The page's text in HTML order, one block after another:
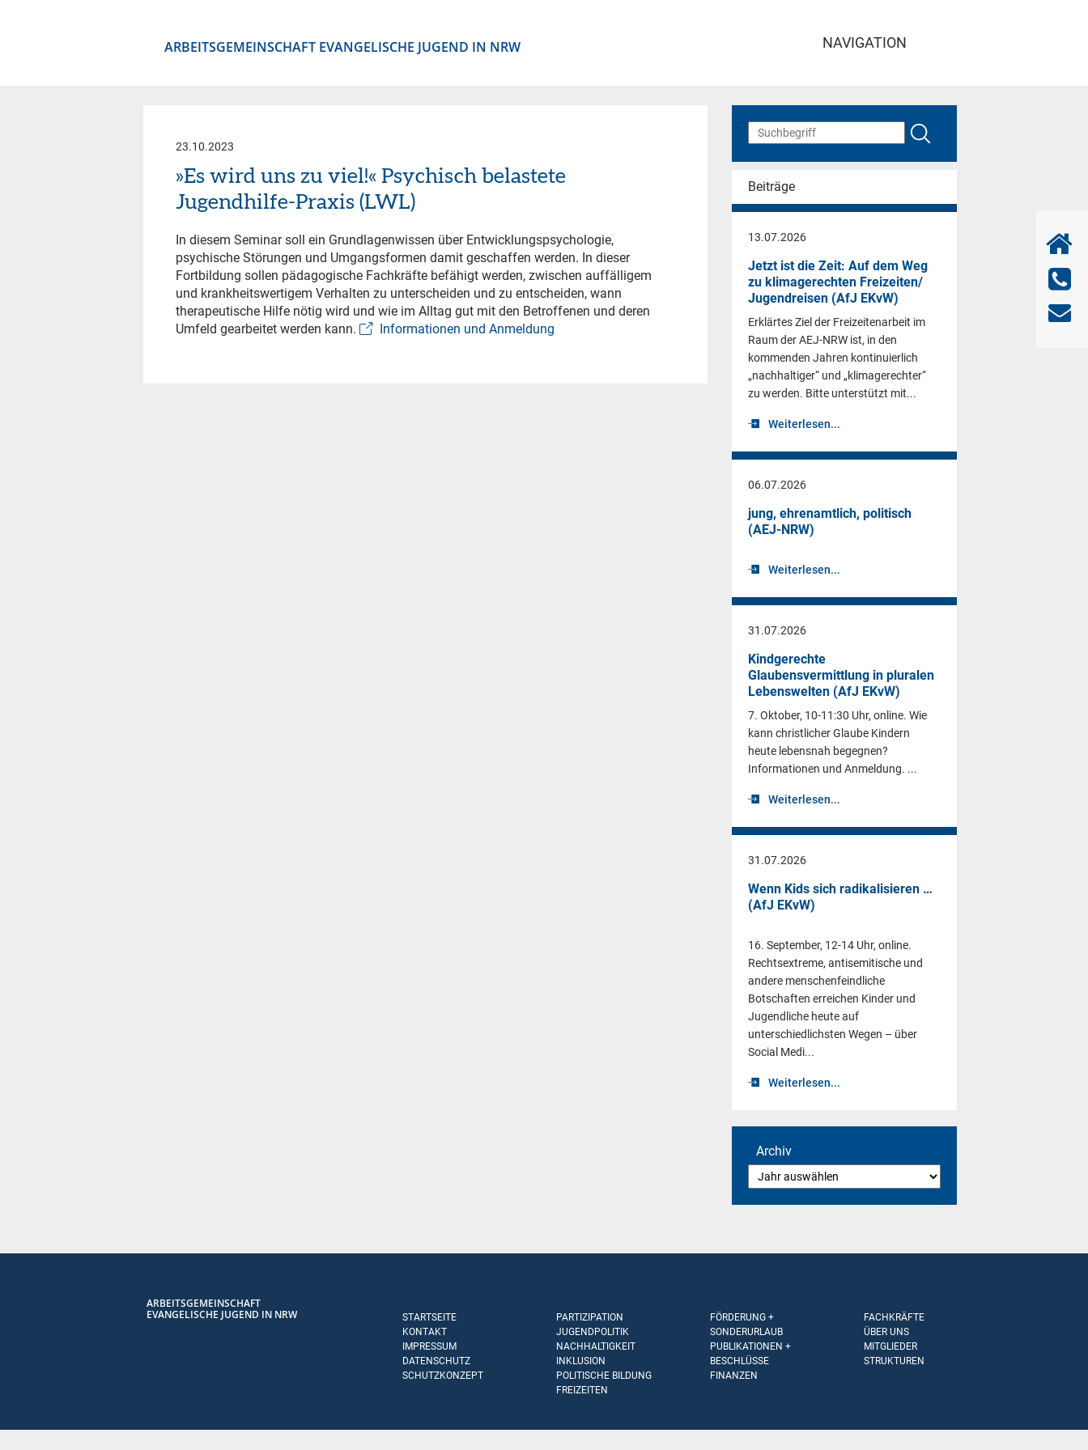
ARBEITSGEMEINSCHAFT EVANGELISCHE JUGEND IN NRW NAVIGATION
23.10.2023
»Es wird uns zu viel!« Psychisch belastete
Jugendhilfe-Praxis (LWL)
In diesem Seminar soll ein Grundlagenwissen über Entwicklungspsychologie,
psychische Störungen und Umgangsformen damit geschaffen werden. In dieser
Fortbildung sollen pädagogische Fachkräfte befähigt werden, zwischen auffälligem
und krankheitswertigem Verhalten zu unterscheiden und zu entscheiden, wann
therapeutische Hilfe nötig wird und wie im Alltag gut mit den Betroffenen und deren
Umfeld gearbeitet werden kann.
Informationen und Anmeldung
Beiträge
13.07.2026
Jetzt ist die Zeit: Auf dem Weg
zu klimagerechten Freizeiten/
Jugendreisen (AfJ EKvW)
Erklärtes Ziel der Freizeitenarbeit im
Raum der AEJ-NRW ist, in den
kommenden Jahren kontinuierlich
„nachhaltiger“ und „klimagerechter“
zu werden. Bitte unterstützt mit...
Weiterlesen...
06.07.2026
jung, ehrenamtlich, politisch
(AEJ-NRW)
Weiterlesen...
31.07.2026
Kindgerechte
Glaubensvermittlung in pluralen
Lebenswelten (AfJ EKvW)
7. Oktober, 10-11:30 Uhr, online. Wie
kann christlicher Glaube Kindern
heute lebensnah begegnen?
Informationen und Anmeldung. ...
Weiterlesen...
31.07.2026
Wenn Kids sich radikalisieren …
(AfJ EKvW)
16. September, 12-14 Uhr, online.
Rechtsextreme, antisemitische und
andere menschenfeindliche
Botschaften erreichen Kinder und
Jugendliche heute auf
unterschiedlichsten Wegen – über
Social Medi...
Weiterlesen...
Archiv
ARBEITSGEMEINSCHAFT
EVANGELISCHE JUGEND IN NRW
STARTSEITE
KONTAKT
IMPRESSUM
DATENSCHUTZ
SCHUTZKONZEPT
PARTIZIPATION
JUGENDPOLITIK
NACHHALTIGKEIT
INKLUSION
POLITISCHE BILDUNG
FREIZEITEN
FÖRDERUNG +
SONDERURLAUB
PUBLIKATIONEN +
BESCHLÜSSE
FINANZEN
FACHKRÄFTE
ÜBER UNS
MITGLIEDER
STRUKTUREN